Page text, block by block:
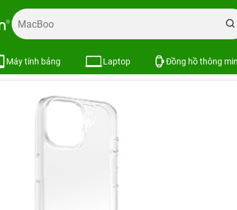
Máy tính bảng Laptop Đồng hồ thông
Combo khuyến mãi Combo phụ kiện